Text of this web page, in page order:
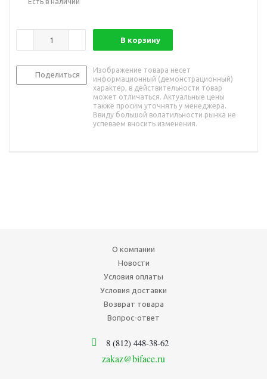
В корзину
Поделиться
Изображение товара несет
информационный (демонстрационный)
характер, в действительности товар
может отличаться. Актуальные цены
также просим уточнять у менеджера.
Ввиду большой волатильности рынка не
успеваем вносить изменения.
О компании
Новости
Условия оплаты
Условия доставки
Возврат товара
Вопрос-ответ
8 (812) 448-38-62
zakaz@biface.ru